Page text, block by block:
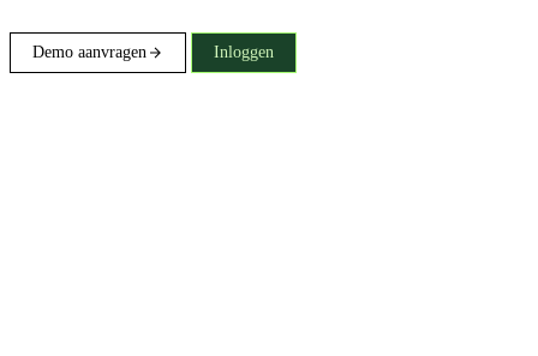
Demo aanvragen Inloggen